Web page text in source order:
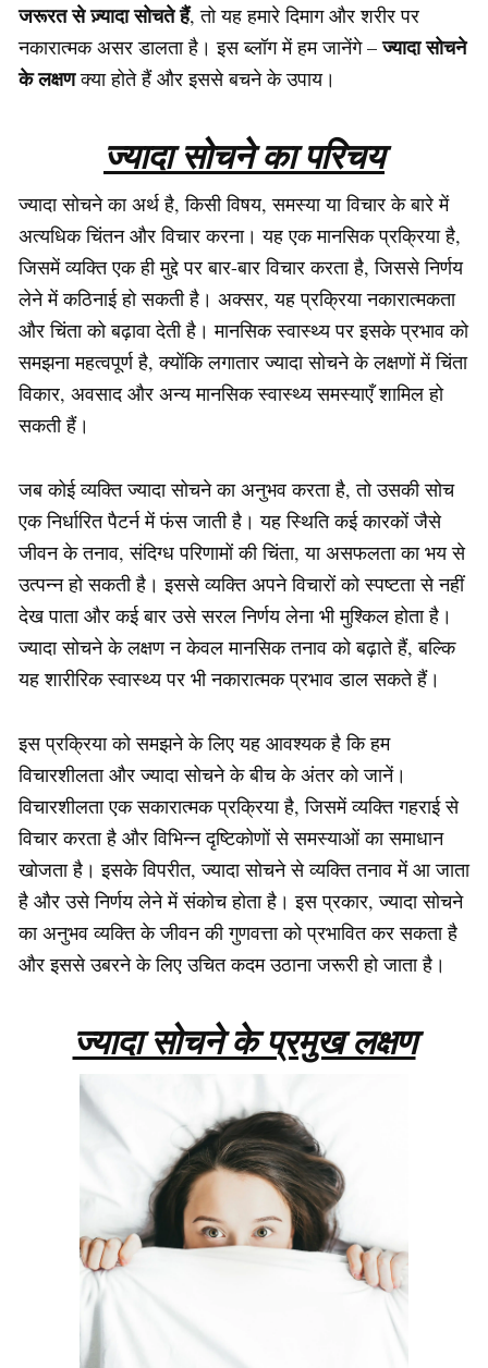
जरूरत से ज़्यादा सोचते हैं, तो यह हमारे दिमाग और शरीर पर
नकारात्मक असर डालता है। इस ब्लॉग में हम जानेंगे –ज्यादा सोचने
के लक्षणक्या होते हैं और इससे बचने के उपाय।
ज्यादा सोचने का परिचय
ज्यादा सोचने का अर्थ है, किसी विषय, समस्या या विचार के बारे में
अत्यधिक चिंतन और विचार करना। यह एक मानसिक प्रक्रिया है,
जिसमें व्यक्ति एक ही मुद्दे पर बार-बार विचार करता है, जिससे निर्णय
लेने में कठिनाई हो सकती है। अक्सर, यह प्रक्रिया नकारात्मकता
और चिंता को बढ़ावा देती है। मानसिक स्वास्थ्य पर इसके प्रभाव को
समझना महत्वपूर्ण है, क्योंकि लगातार ज्यादा सोचने के लक्षणों में चिंता
विकार, अवसाद और अन्य मानसिक स्वास्थ्य समस्याएँ शामिल हो
सकती हैं।
जब कोई व्यक्ति ज्यादा सोचने का अनुभव करता है, तो उसकी सोच
एक निर्धारित पैटर्न में फंस जाती है। यह स्थिति कई कारकों जैसे
जीवन के तनाव, संदिग्ध परिणामों की चिंता, या असफलता का भय से
उत्पन्न हो सकती है। इससे व्यक्ति अपने विचारों को स्पष्टता से नहीं
देख पाता और कई बार उसे सरल निर्णय लेना भी मुश्किल होता है।
ज्यादा सोचने के लक्षण न केवल मानसिक तनाव को बढ़ाते हैं, बल्कि
यह शारीरिक स्वास्थ्य पर भी नकारात्मक प्रभाव डाल सकते हैं।
इस प्रक्रिया को समझने के लिए यह आवश्यक है कि हम
विचारशीलता और ज्यादा सोचने के बीच के अंतर को जानें।
विचारशीलता एक सकारात्मक प्रक्रिया है, जिसमें व्यक्ति गहराई से
विचार करता है और विभिन्न दृष्टिकोणों से समस्याओं का समाधान
खोजता है। इसके विपरीत, ज्यादा सोचने से व्यक्ति तनाव में आ जाता
है और उसे निर्णय लेने में संकोच होता है। इस प्रकार, ज्यादा सोचने
का अनुभव व्यक्ति के जीवन की गुणवत्ता को प्रभावित कर सकता है
और इससे उबरने के लिए उचित कदम उठाना जरूरी हो जाता है।
ज्यादा सोचने के प्रमुख लक्षण